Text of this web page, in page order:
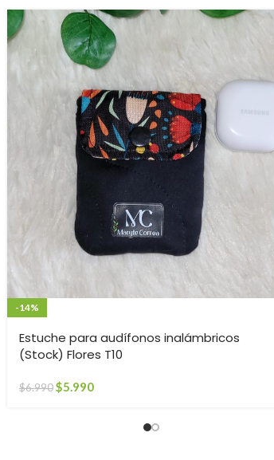
-14%
Estuche para audífonos inalámbricos
(Stock) Flores T10
$6.990$5.990